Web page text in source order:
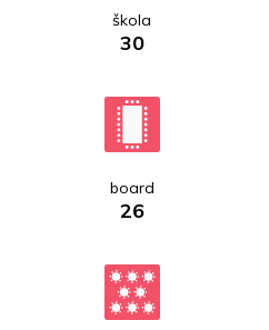
škola
30
board
26